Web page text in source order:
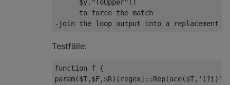
      $y
. "ToUpper" ()
- join the loop output into a replacement
Testfälle:
function f {
param($T, $F, $R)[ regex]:: Replace($T, '(?i)'